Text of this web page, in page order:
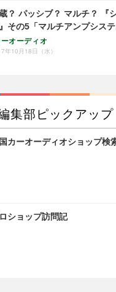
？ パッシブ？ マルチ？ 『
その5「マルチアンプシス
ーオーディオ
年10月18日（水）
集部ピックアップ
カーオーディオショップ検
ショップ訪問記